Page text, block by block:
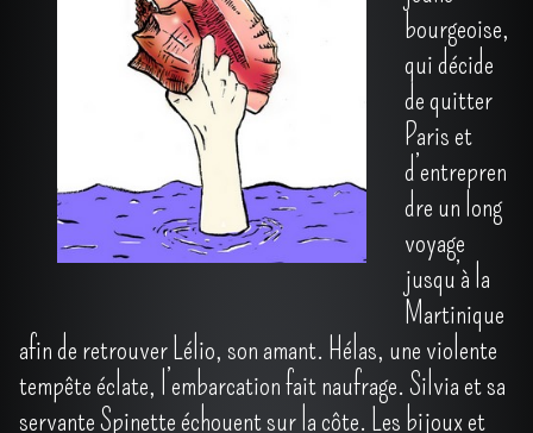
bourgeoise,
qui décide
de quitter
Paris et
d’entrepren
dre un long
voyage
jusqu’à la
Martinique
afin de retrouver Lélio, son amant. Hélas, une violente
tempête éclate, l’embarcation fait naufrage. Silvia et sa
servante Spinette échouent sur la côte. Les bijoux et